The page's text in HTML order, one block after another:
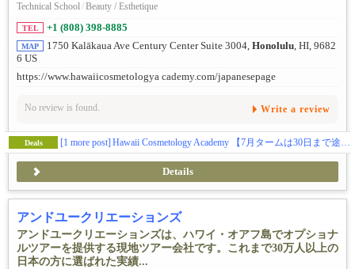
Technical School/Beauty / Esthetique
TEL +1 (808) 398-8885
MAP 1750 Kalākaua Ave Century Center Suite 3004, Honolulu, HI, 9682
6 US
https://www.hawaiicosmetologya cademy.com/japanesepage
No review is found. Write a review
Deals [1 more post] Hawaii Cosmetology Academy 【7月タームは30日まで途中入学が可能です】
Details
アンドユークリエーションズ
アンドユークリエーションズは、ハワイ・オアフ島でオプショナ
ルツアーを提供する現地ツアー会社です。これまで30万人以上の
日本の方に選ばれた実績...